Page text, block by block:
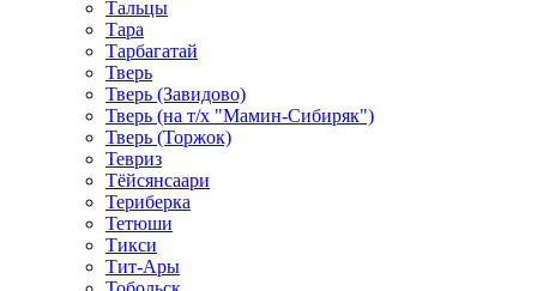
Тальцы
Тара
Тарбагатай
Тверь
Тверь (Завидово)
Тверь (на т/х "Мамин-Сибиряк")
Тверь (Торжок)
Тевриз
Тёйсянсаари
Териберка
Тетюши
Тикси
Тит-Ары